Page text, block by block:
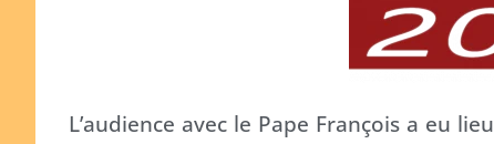
L’audience avec le Pape François a eu